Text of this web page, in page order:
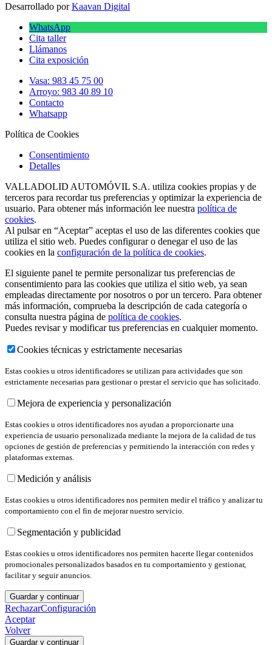
Desarrollado porKaavan Digital
WhatsApp
Cita taller
Llámanos
Cita exposición
Vasa: 983 45 75 00
Arroyo: 983 40 89 10
Contacto
Whatsapp
Política de Cookies
Consentimiento
Detalles
VALLADOLID AUTOMÓVIL S.A. utiliza cookies propias y de
terceros para recordar tus preferencias y optimizar la experiencia de
usuario. Para obtener más información lee nuestra política de
cookies.
Al pulsar en “Aceptar” aceptas el uso de las diferentes cookies que
utiliza el sitio web. Puedes configurar o denegar el uso de las
cookies en la configuración de la política de cookies.
El siguiente panel te permite personalizar tus preferencias de
consentimiento para las cookies que utiliza el sitio web, ya sean
empleadas directamente por nosotros o por un tercero. Para obtener
más información, comprueba la descripción de cada categoría o
consulta nuestra página de política de cookies.
Puedes revisar y modificar tus preferencias en cualquier momento.
Cookies técnicas y estrictamente necesarias
Estas cookies u otros identificadores se utilizan para actividades que son
estrictamente necesarias para gestionar o prestar el servicio que has solicitado.
Mejora de experiencia y personalización
Estas cookies u otros identificadores nos ayudan a proporcionarte una
experiencia de usuario personalizada mediante la mejora de la calidad de tus
opciones de gestión de preferencias y permitiendo la interacción con redes y
plataformas externas.
Medición y análisis
Estas cookies u otros identificadores nos permiten medir el tráfico y analizar tu
comportamiento con el fin de mejorar nuestro servicio.
Segmentación y publicidad
Estas cookies u otros identificadores nos permiten hacerte llegar contenidos
promocionales personalizados basados en tu comportamiento y gestionar,
facilitar y seguir anuncios.
Guardar y continuar
RechazarConfiguración
Aceptar
Volver
Guardar y continuar